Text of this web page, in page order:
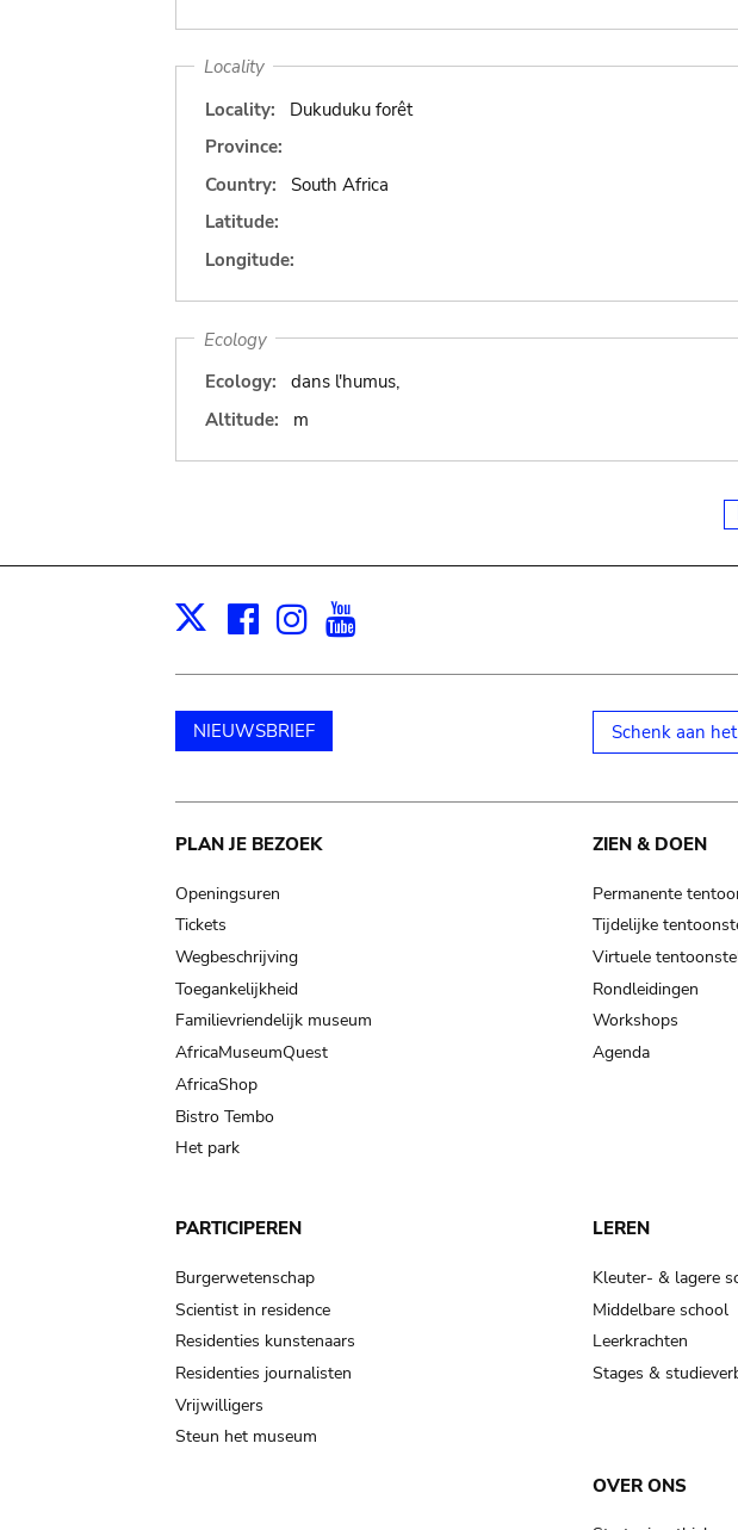
Locality
Locality:
Dukuduku forêt
Province:
Country:
South Africa
Latitude:
Longitude:
Ecology
Ecology:
dans l'humus,
Altitude:
m
X Facebook
Instagram
NIEUWSBRIEF Schenk aan
Main
navigation
PLAN JE BEZOEK
Openingsuren
Tickets
Wegbeschrijving
Toegankelijkheid
Familievriendelijk museum
AfricaMuseumQuest
AfricaShop
Bistro Tembo
Het park
ZIEN & DOEN
Permanente
Tijdelijke
Virtuele
Rondleidingen
Workshops
Agenda
PARTICIPEREN
Burgerwetenschap
Scientist in residence
Residenties kunstenaars
Residenties journalisten
Vrijwilligers
Steun het museum
LEREN
Kleuter- & lagere
Middelbare school
Leerkrachten
Stages &
OVER ONS